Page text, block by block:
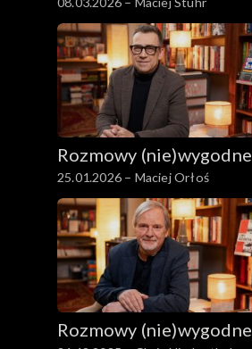
Rozmowy (nie)wygodne
25.01.2026 – Maciej Orłoś
Rozmowy (nie)wygodne